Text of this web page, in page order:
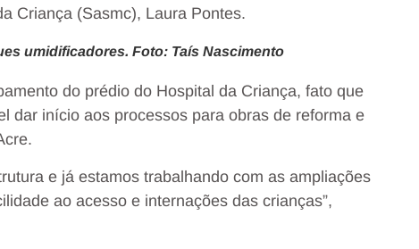
Criança (Sasmc), Laura Pontes.
umidificadores. Foto: Taís Nascimento
do prédio do Hospital da Criança, fato que
dar início aos processos para obras de reforma e
e já estamos trabalhando com as ampliações
ao acesso e internações das crianças”,